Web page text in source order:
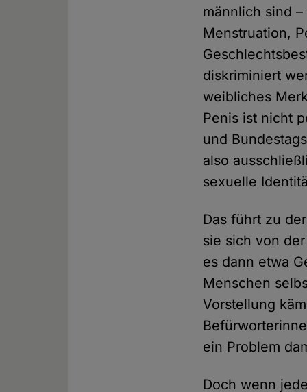
männlich sind
Menstruation,
diskriminiert
weibliches
Penis ist nicht
und
also
sexuelle
Das führt zu
sie sich von
es dann etwa
Menschen
Vorstellung
ein Problem
Doch wenn